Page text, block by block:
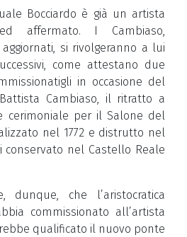
Bocciardo è già un artista
affermato. I Cambiaso,
si rivolgeranno a lui
come attestano due
in occasione del
Cambiaso, il ritratto a
cerimoniale per il Salone del
nel 1772 e distrutto nel
conservato nel Castello Reale
dunque, che l’aristocratica
commissionato all’artista
qualificato il nuovo ponte